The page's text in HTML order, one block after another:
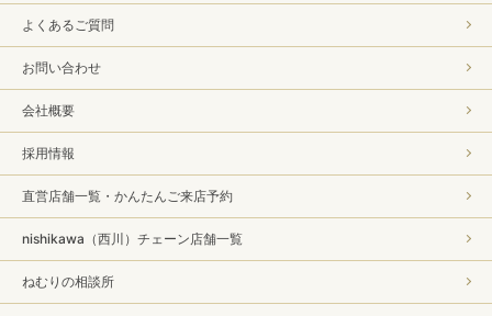
よくあるご質問
お問い合わせ
会社概要
採用情報
直営店舗一覧・かんたんご来店予約
nishikawa（西川）チェーン店舗一覧
ねむりの相談所